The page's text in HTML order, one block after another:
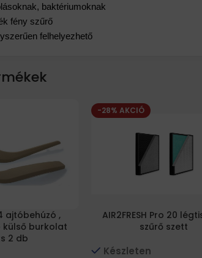
baktériumoknak
fény szűrő
felhelyezhető
ajtóbehúzó ,
burkolat
2 db
-28% AKCIÓ
AIR2FRESH Pro 20
szűrő szett
Készleten